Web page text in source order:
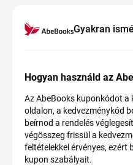
Gyakran
Hogyan használd az
Az AbeBooks kuponkódot a
oldalon, a kedvezménykód
beírnod a rendelés
végösszeg frissül a
feltételekkel érvényes, ezért
kupon szabályait.